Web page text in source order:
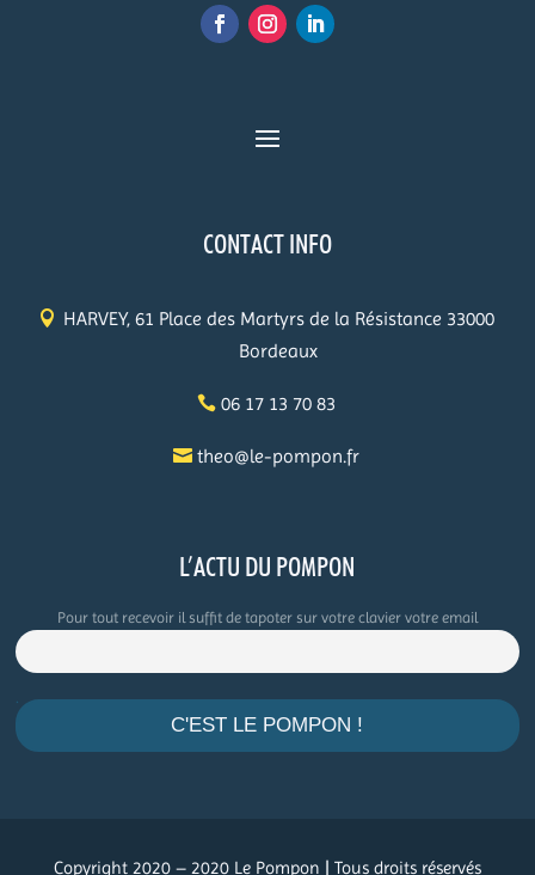
CONTACT INFO
HARVEY, 61 Place des Martyrs de la Résistance 33000
Bordeaux
06 17 13 70 83
theo@le-pompon.fr
L’ACTU DU POMPON
Pour tout recevoir il suffit de tapoter sur votre clavier votre email
.
Copyright 2020 – 2020 Le Pompon | Tous droits réservés